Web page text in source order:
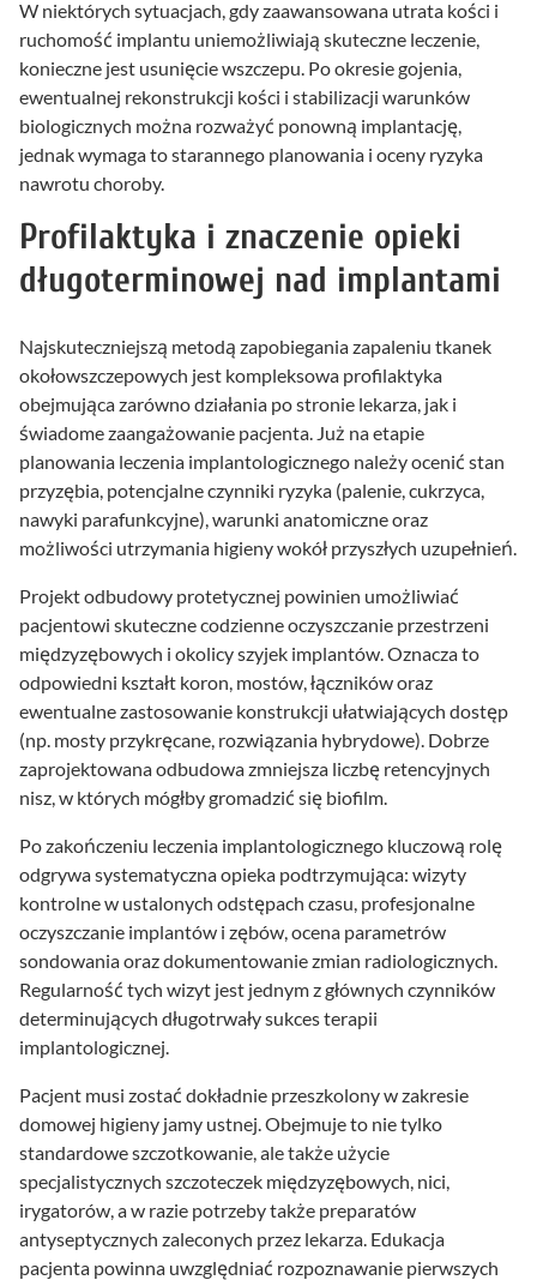
W niektórych sytuacjach, gdy zaawansowana utrata kości i
ruchomość implantu uniemożliwiają skuteczne leczenie,
konieczne jest usunięcie wszczepu. Po okresie gojenia,
ewentualnej rekonstrukcji kości i stabilizacji warunków
biologicznych można rozważyć ponowną implantację,
jednak wymaga to starannego planowania i oceny ryzyka
nawrotu choroby.
Profilaktyka i znaczenie opieki
długoterminowej nad implantami
Najskuteczniejszą metodą zapobiegania zapaleniu tkanek
okołowszczepowych jest kompleksowa profilaktyka
obejmująca zarówno działania po stronie lekarza, jak i
świadome zaangażowanie pacjenta. Już na etapie
planowania leczenia implantologicznego należy ocenić stan
przyzębia, potencjalne czynniki ryzyka (palenie, cukrzyca,
nawyki parafunkcyjne), warunki anatomiczne oraz
możliwości utrzymania higieny wokół przyszłych uzupełnień.
Projekt odbudowy protetycznej powinien umożliwiać
pacjentowi skuteczne codzienne oczyszczanie przestrzeni
międzyzębowych i okolicy szyjek implantów. Oznacza to
odpowiedni kształt koron, mostów, łączników oraz
ewentualne zastosowanie konstrukcji ułatwiających dostęp
(np. mosty przykręcane, rozwiązania hybrydowe). Dobrze
zaprojektowana odbudowa zmniejsza liczbę retencyjnych
nisz, w których mógłby gromadzić się biofilm.
Po zakończeniu leczenia implantologicznego kluczową rolę
odgrywa systematyczna opieka podtrzymująca: wizyty
kontrolne w ustalonych odstępach czasu, profesjonalne
oczyszczanie implantów i zębów, ocena parametrów
sondowania oraz dokumentowanie zmian radiologicznych.
Regularność tych wizyt jest jednym z głównych czynników
determinujących długotrwały sukces terapii
implantologicznej.
Pacjent musi zostać dokładnie przeszkolony w zakresie
domowej higieny jamy ustnej. Obejmuje to nie tylko
standardowe szczotkowanie, ale także użycie
specjalistycznych szczoteczek międzyzębowych, nici,
irygatorów, a w razie potrzeby także preparatów
antyseptycznych zaleconych przez lekarza. Edukacja
pacjenta powinna uwzględniać rozpoznawanie pierwszych